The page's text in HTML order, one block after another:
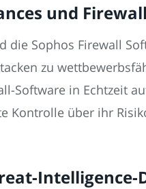
und
die Sophos Firewall
zu
Software in Echtzeit
Kontrolle über ihr